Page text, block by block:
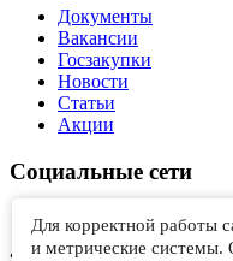
Для корректной работы
и метрические системы.
Документы
Вакансии
Госзакупки
Новости
Статьи
Акции
Социальные сети
Вконтакте